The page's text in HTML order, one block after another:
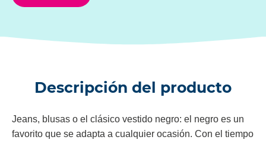
Descripción del producto
Jeans, blusas o el clásico vestido negro: el negro es un
favorito que se adapta a cualquier ocasión. Con el tiempo